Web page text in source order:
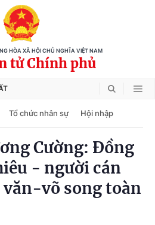
HÒA XÃ HỘI CHỦ NGHĨA VIỆT NAM
tử Chính phủ
Tổ chức nhân sự Hội nhập
Cường: Đồng
- người cán
văn-võ song toàn